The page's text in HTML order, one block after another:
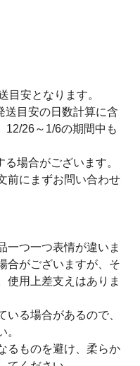
目安となります。
目安の日数計算に含
12/26～1/6の期間中も
場合がございます。
前にまずお問い合わせ
一つ一つ表情が違いま
合がございますが、そ
使用上差支えはありま
る場合があるので、
。
るものを避け、柔らか